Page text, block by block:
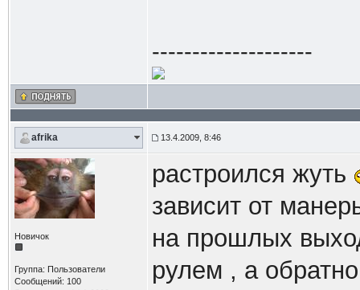
--------------------
afrika 13.4.2009, 8:46
Новичок
Группа: Пользователи
Сообщений: 100
растроился жуть
зависит от
на прошлых
рулем , а